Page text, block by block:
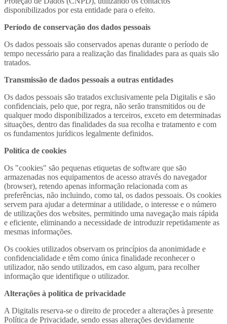
disponibilizados por esta entidade para o efeito.
Período de conservação dos dados pessoais
Os dados pessoais são conservados apenas durante o período de
tempo necessário para a realização das finalidades para as quais são
tratados.
Transmissão de dados pessoais a outras entidades
Os dados pessoais são tratados exclusivamente pela Digitalis e são
confidenciais, pelo que, por regra, não serão transmitidos ou de
qualquer modo disponibilizados a terceiros, exceto em determinadas
situações, dentro das finalidades da sua recolha e tratamento e com
os fundamentos jurídicos legalmente definidos.
Política de cookies
Os "cookies" são pequenas etiquetas de software que são
armazenadas nos equipamentos de acesso através do navegador
(browser), retendo apenas informação relacionada com as
preferências, não incluindo, como tal, os dados pessoais. Os cookies
servem para ajudar a determinar a utilidade, o interesse e o número
de utilizações dos websites, permitindo uma navegação mais rápida
e eficiente, eliminando a necessidade de introduzir repetidamente as
mesmas informações.
Os cookies utilizados observam os princípios da anonimidade e
confidencialidade e têm como única finalidade reconhecer o
utilizador, não sendo utilizados, em caso algum, para recolher
informação que identifique o utilizador.
Alterações à política de privacidade
A Digitalis reserva-se o direito de proceder a alterações à presente
Política de Privacidade, sendo essas alterações devidamente